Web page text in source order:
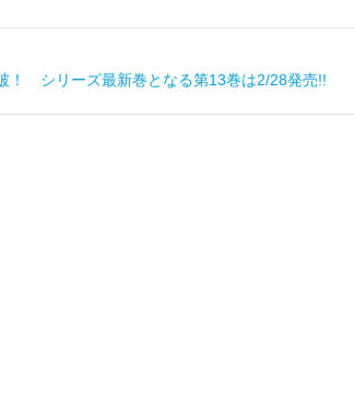
！ シリーズ最新巻となる第13巻は2/28発売!!